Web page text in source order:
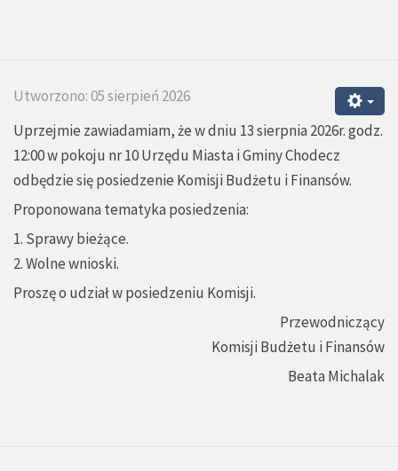
Utworzono: 05 sierpień 2026
Uprzejmie zawiadamiam, że w dniu 13 sierpnia 2026r. godz.
12:00 w pokoju nr 10 Urzędu Miasta i Gminy Chodecz
odbędzie się posiedzenie Komisji Budżetu i Finansów.
Proponowana tematyka posiedzenia:
1. Sprawy bieżące.
2. Wolne wnioski.
Proszę o udział w posiedzeniu Komisji.
Przewodniczący
Komisji Budżetu i Finansów
Beata Michalak